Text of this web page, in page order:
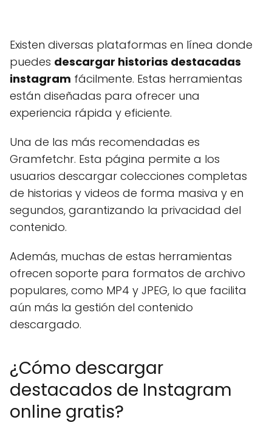
Existen diversas plataformas en línea donde
puedes descargar historias destacadas
instagram fácilmente. Estas herramientas
están diseñadas para ofrecer una
experiencia rápida y eficiente.
Una de las más recomendadas es
Gramfetchr. Esta página permite a los
usuarios descargar colecciones completas
de historias y videos de forma masiva y en
segundos, garantizando la privacidad del
contenido.
Además, muchas de estas herramientas
ofrecen soporte para formatos de archivo
populares, como MP4 y JPEG, lo que facilita
aún más la gestión del contenido
descargado.
¿Cómo descargar
destacados de Instagram
online gratis?